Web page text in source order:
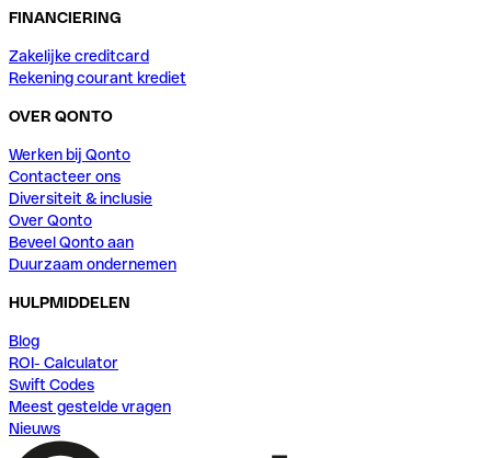
FINANCIERING
Zakelijke creditcard
Rekening courant krediet
OVER QONTO
Werken bij Qonto
Contacteer ons
Diversiteit & inclusie
Over Qonto
Beveel Qonto aan
Duurzaam ondernemen
HULPMIDDELEN
Blog
ROI- Calculator
Swift Codes
Meest gestelde vragen
Nieuws